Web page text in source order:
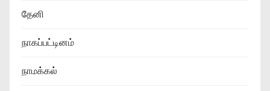
தேனி
நாகப்பட்டினம்
நாமக்கல்